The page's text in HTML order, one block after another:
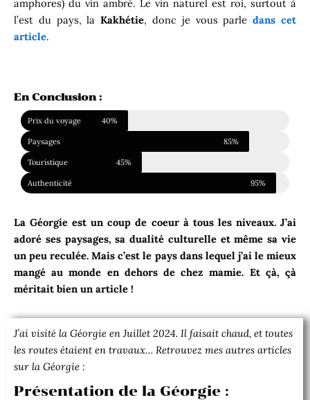
amphores) du vin ambré. Le vin naturel est roi, surtout à
l’est du pays, laKakhétie, donc je vous parledans cet
article.
En Conclusion :
Prix du voyage 40%
Paysages 85%
Touristique 45%
Authenticité 95%
La Géorgie est un coup de coeur à tous les niveaux. J’ai
adoré ses paysages, sa dualité culturelle et même sa vie
un peu reculée. Mais c’est le pays dans lequel j’ai le mieux
mangé au monde en dehors de chez mamie. Et çà, çà
méritait bien un article !
J’ai visité la Géorgie en Juillet 2024. Il faisait chaud, et toutes
les routes étaient en travaux… Retrouvez mes autres articles
sur la Géorgie :
Présentation de la Géorgie :